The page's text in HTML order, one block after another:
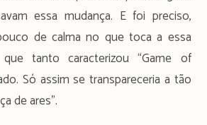
essa mudança. E foi preciso,
de calma no que toca a essa
tanto caracterizou “Game of
Só assim se transpareceria a tão
de ares”.